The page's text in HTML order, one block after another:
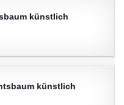
künstlich
künstlich